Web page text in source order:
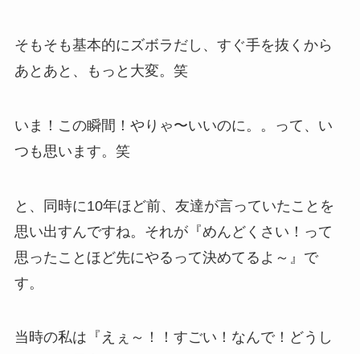
そもそも基本的にズボラだし、すぐ手を抜くから
あとあと、もっと大変。笑
いま！この瞬間！やりゃ〜いいのに。。って、い
つも思います。笑
と、同時に10年ほど前、友達が言っていたことを
思い出すんですね。それが『めんどくさい！って
思ったことほど先にやるって決めてるよ～』で
す。
当時の私は『えぇ～！！すごい！なんで！どうし